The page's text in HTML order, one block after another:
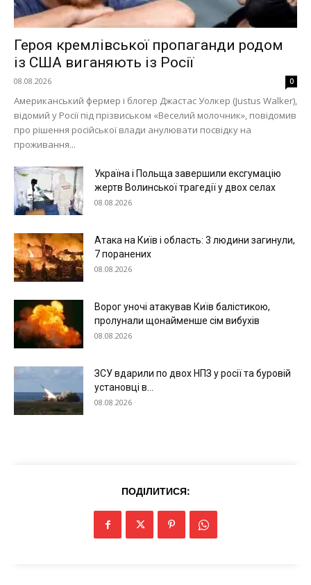
Меню
Україна
Економіка
Світ
Технології
Війна
Героя кремлівської пропаганди родом
із США виганяють із Росії
08.08.2026 0
Американський фермер і блогер Джастас Уолкер (Justus Walker),
відомий у Росії під прізвиськом «Веселий молочник», повідомив
про рішення російської влади анулювати посвідку на
проживання...
Україна і Польща завершили ексгумацію
жертв Волинської трагедії у двох селах
08.08.2026
Атака на Київ і область: 3 людини загинули,
7 поранених
08.08.2026
Ворог уночі атакував Київ балістикою,
пролунали щонайменше сім вибухів
08.08.2026
ЗСУ вдарили по двох НПЗ у росії та буровій
установці в...
08.08.2026
ПОДІЛИТИСЯ: